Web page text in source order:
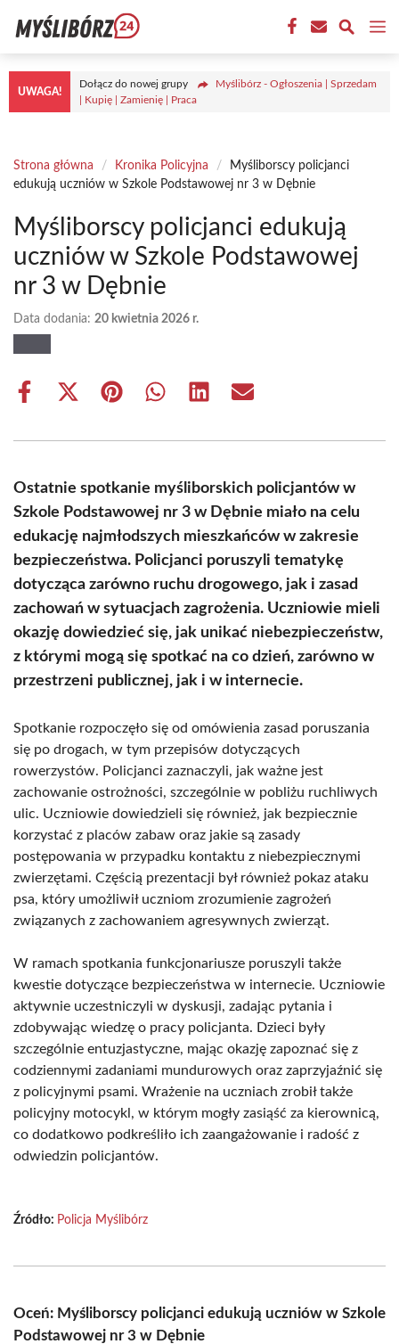
treści
UWAGA!
Dołącz do nowej grupy
Myślibórz - Ogłoszenia | Sprzedam
| Kupię | Zamienię | Praca
Strona główna / Kronika Policyjna /
Myśliborscy policjanci
edukują uczniów w Szkole Podstawowej nr 3 w Dębnie
Myśliborscy policjanci edukują
uczniów w Szkole Podstawowej
nr 3 w Dębnie
Data dodania: 20 kwietnia 2026 r.
Share
Share
(Twitter)
Share Share Share Share
Ostatnie spotkanie myśliborskich policjantów w
Szkole Podstawowej nr 3 w Dębnie miało na celu
edukację najmłodszych mieszkańców w zakresie
bezpieczeństwa. Policjanci poruszyli tematykę
dotycząca zarówno ruchu drogowego, jak i zasad
zachowań w sytuacjach zagrożenia. Uczniowie mieli
okazję dowiedzieć się, jak unikać niebezpieczeństw,
z którymi mogą się spotkać na co dzień, zarówno w
przestrzeni publicznej, jak i w internecie.
Spotkanie rozpoczęło się od omówienia zasad poruszania
się po drogach, w tym przepisów dotyczących
rowerzystów. Policjanci zaznaczyli, jak ważne jest
zachowanie ostrożności, szczególnie w pobliżu ruchliwych
ulic. Uczniowie dowiedzieli się również, jak bezpiecznie
korzystać z placów zabaw oraz jakie są zasady
postępowania w przypadku kontaktu z niebezpiecznymi
zwierzętami. Częścią prezentacji był również pokaz ataku
psa, który umożliwił uczniom zrozumienie zagrożeń
związanych z zachowaniem agresywnych zwierząt.
W ramach spotkania funkcjonariusze poruszyli także
kwestie dotyczące bezpieczeństwa w internecie. Uczniowie
aktywnie uczestniczyli w dyskusji, zadając pytania i
zdobywając wiedzę o pracy policjanta. Dzieci były
szczególnie entuzjastyczne, mając okazję zapoznać się z
codziennymi zadaniami mundurowych oraz zaprzyjaźnić się
z policyjnymi psami. Wrażenie na uczniach zrobił także
policyjny motocykl, w którym mogły zasiąść za kierownicą,
co dodatkowo podkreśliło ich zaangażowanie i radość z
odwiedzin policjantów.
Źródło: Policja Myślibórz
Oceń: Myśliborscy policjanci edukują uczniów w Szkole
Podstawowej nr 3 w Dębnie